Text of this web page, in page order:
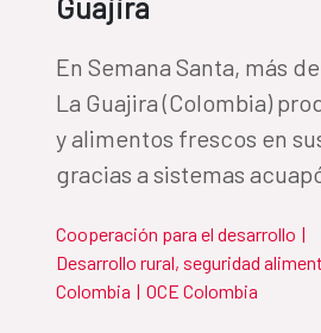
Guajira
En Semana Santa, más
La Guajira (Colombia)
y alimentos frescos en
gracias a sistemas
Cooperación para el desarrollo |
Desarrollo rural, seguridad
Colombia | OCE Colombia